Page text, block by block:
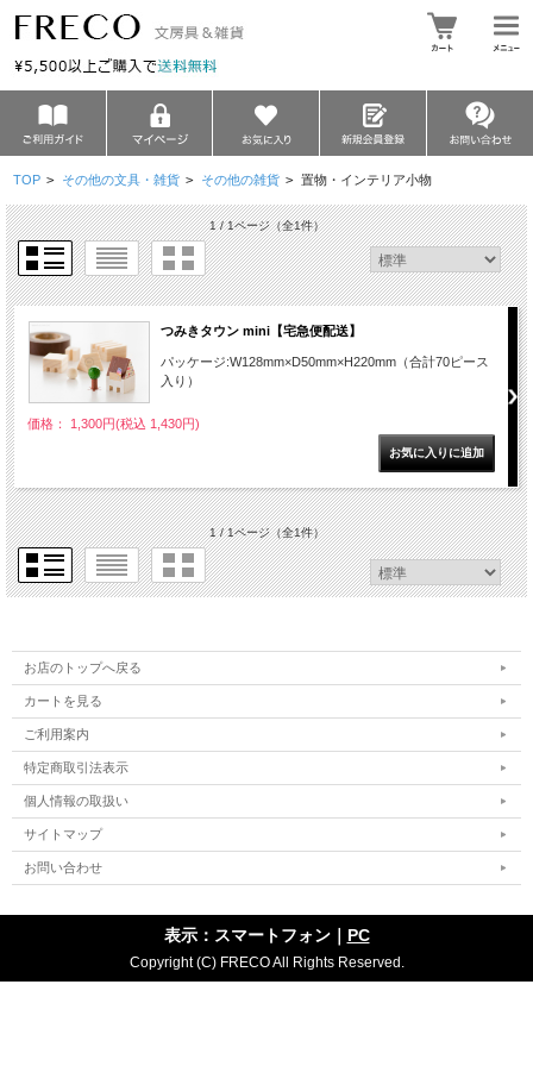
TOP > その他の文具・雑貨 > その他の雑貨 > 置物・インテリア小物
1 / 1ページ（全1件）
つみきタウン mini【宅急便配送】
パッケージ:W128mm×D50mm×H220mm（合計70ピース
入り）
価格： 1,300円(税込 1,430円)
1 / 1ページ（全1件）
お店のトップへ戻る
カートを見る
ご利用案内
特定商取引法表示
個人情報の取扱い
サイトマップ
お問い合わせ
表示：スマートフォン｜ PC
Copyright (C) FRECO All Rights Reserved.